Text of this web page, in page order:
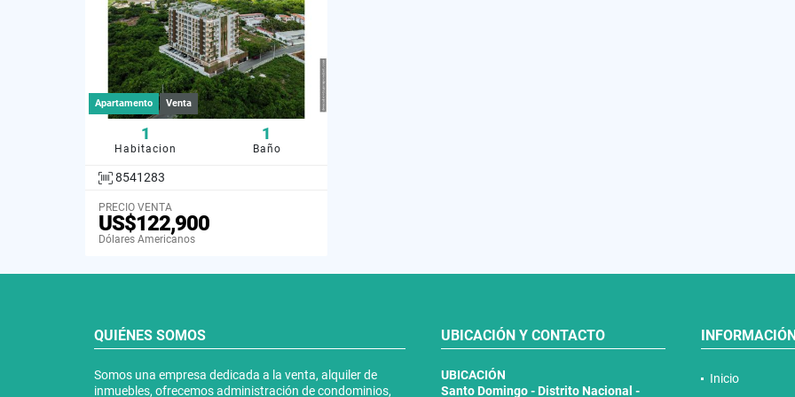
Apartamento Venta
1
Habitacion
1
Baño
8541283
PRECIO VENTA
US$122,900
Dólares Americanos
QUIÉNES SOMOS
Somos una empresa dedicada a la venta, alquiler de
inmuebles, ofrecemos administración de condominios,
UBICACIÓN Y CONTACTO
UBICACIÓN
Santo Domingo - Distrito Nacional -
Inicio